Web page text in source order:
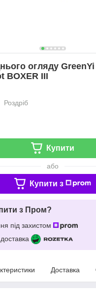
огляду
BOXER III
Роздріб
Купити
або
Купити з
з Пром?
під захистом
Доставка